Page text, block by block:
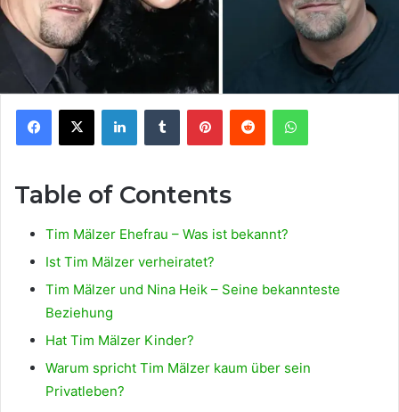
Facebook
X LinkedInTumblr PinterestReddit WhatsApp
Table of Contents
Tim Mälzer Ehefrau – Was ist bekannt?
Ist Tim Mälzer verheiratet?
Tim Mälzer und Nina Heik – Seine bekannteste
Beziehung
Hat Tim Mälzer Kinder?
Warum spricht Tim Mälzer kaum über sein
Privatleben?